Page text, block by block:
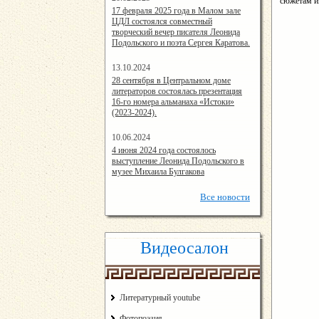
14:24:00
17 февраля 2025 года в Малом зале
ЦДЛ состоялся совместный
творческий вечер писателя Леонида
Подольского и поэта Сергея Каратова.
13.10.2024
14:08:11
28 сентября в Центральном доме
литераторов состоялась презентация
16-го номера альманаха «Истоки»
(2023-2024).
10.06.2024
15:02:44
4 июня 2024 года состоялось
выступление Леонида Подольского в
музее Михаила Булгакова
Все новости
Видеосалон
Литературный youtube